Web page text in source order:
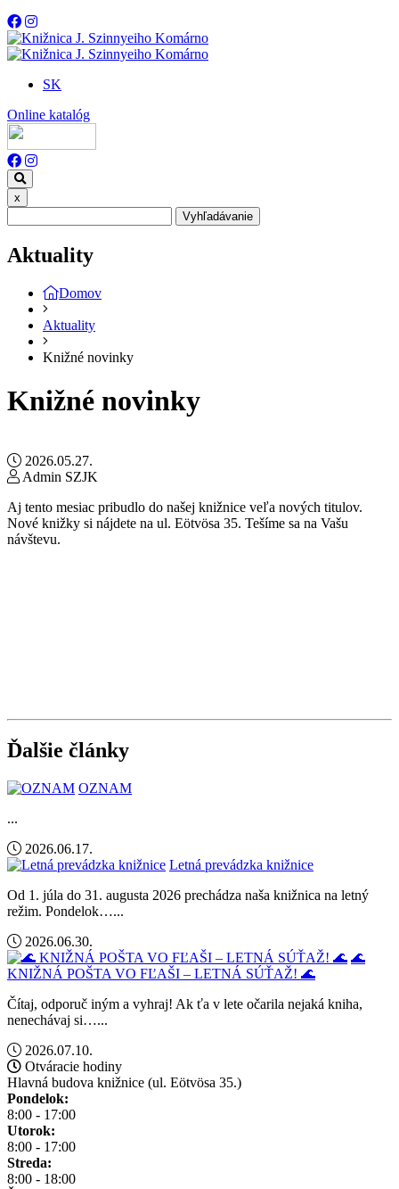
SK
Online katalóg
x
Vyhľadávanie
Aktuality
Domov
Aktuality
Knižné novinky
Knižné novinky
2026.05.27.
Admin SZJK
Aj tento mesiac pribudlo do našej knižnice veľa nových titulov.
Nové knižky si nájdete na ul. Eötvösa 35. Tešíme sa na Vašu
návštevu.
Ďalšie články
OZNAM
...
2026.06.17.
Letná prevádzka knižnice
Od 1. júla do 31. augusta 2026 prechádza naša knižnica na letný
režim. Pondelok…...
2026.06.30.
🌊
KNIŽNÁ POŠTA VO FĽAŠI – LETNÁ SÚŤAŽ! 🌊
Čítaj, odporuč iným a vyhraj! Ak ťa v lete očarila nejaká kniha,
nenechávaj si…...
2026.07.10.
Otváracie hodiny
Hlavná budova knižnice (ul. Eötvösa 35.)
Pondelok:
8:00 - 17:00
Utorok:
8:00 - 17:00
Streda:
8:00 - 18:00